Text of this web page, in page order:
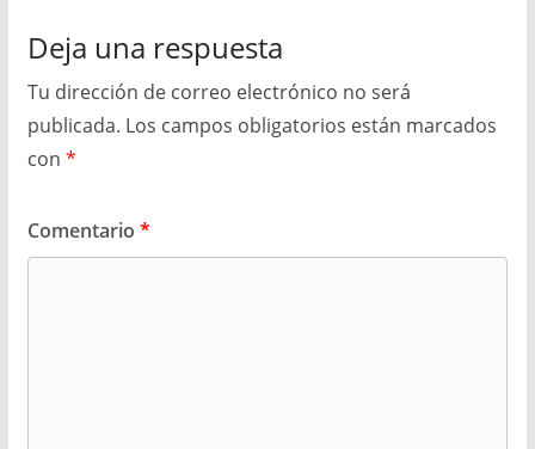
Deja una respuesta
Tu dirección de correo electrónico no será
publicada. Los campos obligatorios están marcados
con *
Comentario *